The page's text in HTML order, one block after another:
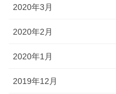
2020年3月
2020年2月
2020年1月
2019年12月